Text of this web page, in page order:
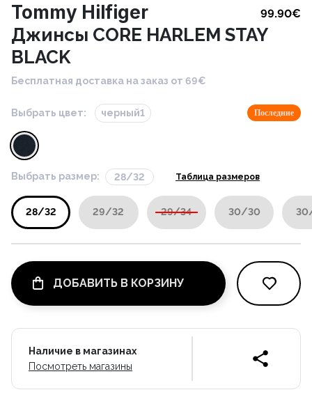
Tommy Hilfiger 99.90€
Джинсы CORE HARLEM STAY
BLACK
Бесплатная доставка на заказ от 69€
Выбрать цвет: черный1 Последние
Выбрать размер: 28/32 Таблица размеров
28/32 29/32 29/34 30/30
ДОБАВИТЬ В КОРЗИНУ
Наличие в магазинах
Посмотреть магазины